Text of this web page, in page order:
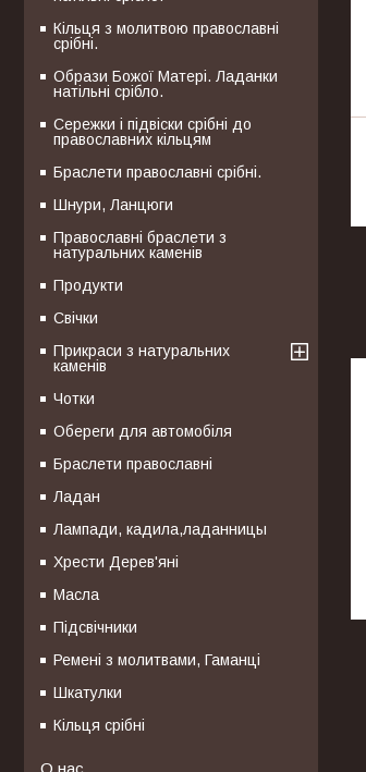
Кільця з молитвою православні
срібні.
Образи Божої Матері. Ладанки
натільні срібло.
Сережки і підвіски срібні до
православних кільцям
Браслети православні срібні.
Шнури, Ланцюги
Православні браслети з
натуральних каменів
Продукти
Свічки
Прикраси з натуральних
каменів
Чотки
Обереги для автомобіля
Браслети православні
Ладан
Лампади, кадила,ладанницы
Хрести Дерев'яні
Масла
Підсвічники
Ремені з молитвами, Гаманці
Шкатулки
Кільця срібні
О нас